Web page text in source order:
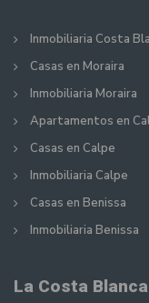
Inmobiliaria Costa
Casas en Moraira
Inmobiliaria Moraira
Apartamentos en
Casas en Calpe
Inmobiliaria Calpe
Casas en Benissa
Inmobiliaria Benissa
La Costa Blanca